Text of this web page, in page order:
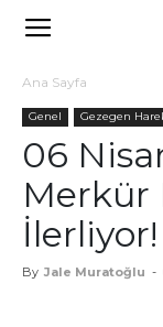
Ana Sayfa
Genel Gezegen
06
Merkür
İlerliyor!
By Jale Muratoğlu -